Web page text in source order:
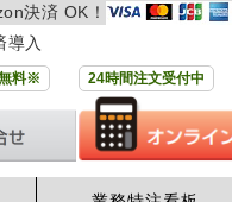
決済 OK！
導入
料※ 24時間注文受付中